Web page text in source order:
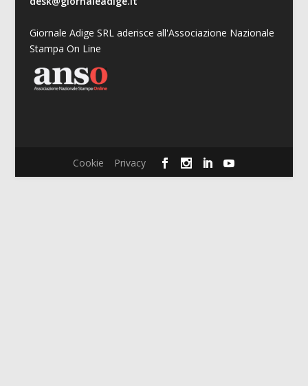
Giornale Adige SRL aderisce all'Associazione Nazionale
Stampa On Line
Cookie Privacy